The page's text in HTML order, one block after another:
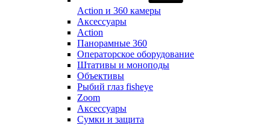
Action и 360 камеры
Аксессуары
Action
Панорамные 360
Операторское оборудование
Штативы и моноподы
Объективы
Рыбий глаз fisheye
Zoom
Аксессуары
Сумки и защита